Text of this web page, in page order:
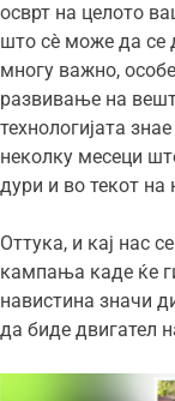
осврт на целото
што сѐ може да се
многу важно,
развивање на
технологијата
неколку месеци
дури и во текот на
Оттука, и кај нас
кампања каде ќе
навистина значи
да биде двигател